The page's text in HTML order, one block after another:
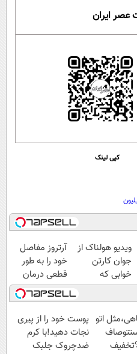
عصر ایران
کپی لینک
ویدیو هولناک از
جوان کارتن
خوابی که
میلیاردر شد.
آموزش رایگان
آرتروز مفاصل
خود را به طور
قطعی درمان
کنید!
◗پرسش‌نامه◖
اتو پوست خود را از پیری
نجات دهید!با کرم
ضدچروک جلبک